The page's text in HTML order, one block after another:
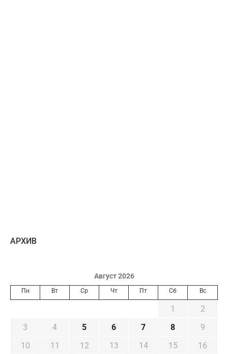
AРХИВ
Август 2026
Пн Вт Ср Чт Пт Сб Вс
1
2
3
4 5 6 7 8
9
10
11 12 13 14 15
16